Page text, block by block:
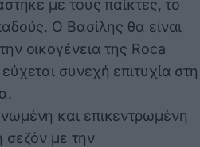
με τους παίκτες, το
Ο Βασίλης θα είναι
οικογένεια της Roca
συνεχή επιτυχία στη
και επικεντρωμένη
σεζόν με την